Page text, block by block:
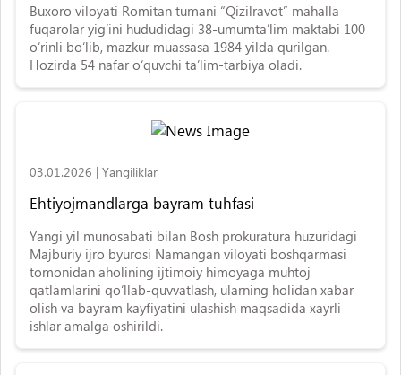
Buxoro viloyati Romitan tumani “Qizilravot” mahalla
fuqarolar yig‘ini hududidagi 38-umumta’lim maktabi 100
o‘rinli bo‘lib, mazkur muassasa 1984 yilda qurilgan.
Hozirda 54 nafar o‘quvchi ta’lim-tarbiya oladi.
03.01.2026 | Yangiliklar
Ehtiyojmandlarga bayram tuhfasi
Yangi yil munosabati bilan Bosh prokuratura huzuridagi
Majburiy ijro byurosi Namangan viloyati boshqarmasi
tomonidan aholining ijtimoiy himoyaga muhtoj
qatlamlarini qo‘llab-quvvatlash, ularning holidan xabar
olish va bayram kayfiyatini ulashish maqsadida xayrli
ishlar amalga oshirildi.